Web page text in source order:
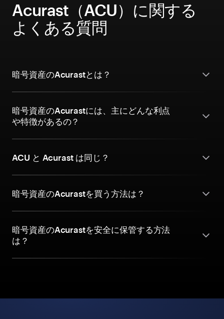
Acurast（ACU）に関する
よくある質問
暗号資産のAcurastとは？
暗号資産のAcurastには、主にどんな利点
や特徴があるの？
ACU と Acurast は同じ？
暗号資産のAcurastを買う方法は？
暗号資産のAcurastを安全に保管する方法
は？